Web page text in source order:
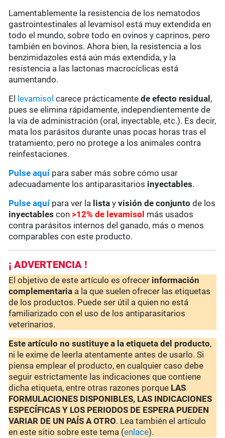
Lamentablemente la resistencia de los nematodos
gastrointestinales al levamisol está muy extendida en
todo el mundo, sobre todo en ovinos y caprinos, pero
también en bovinos. Ahora bien, la resistencia a los
benzimidazoles está aún más extendida, y la
resistencia a las lactonas macrocíclicas está
aumentando.
El
levamisol carece prácticamente de efecto residual ,
pues se elimina rápidamente, independientemente de
la vía de administración (oral, inyectable, etc.). Es decir,
mata los parásitos durante unas pocas horas tras el
tratamiento, pero no protege a los animales contra
reinfestaciones.
Pulse aquípara saber más sobre cómo usar
adecuadamente los antiparasitarios inyectables.
Pulse aquí para ver la lista yvisión de conjunto de los
inyectables con >12% de levamisol más usados
contra parásitos internos del ganado, más o menos
comparables con este producto.
¡ ADVERTENCIA !
El objetivo de este artículo es ofrecer información
complementaria a la que suelen ofrecer las etiquetas
de los productos. Puede ser útil a quien no está
familiarizado con el uso de los antiparasitarios
veterinarios.
Este artículo no sustituye a la etiqueta del producto,
ni le exime de leerla atentamente antes de usarlo. Si
piensa emplear el producto, en cualquier caso debe
seguir estrictamente las indicaciones que contiene
dicha etiqueta, entre otras razones porque LAS
FORMULACIONES DISPONIBLES, LAS INDICACIONES
ESPECÍFICAS Y LOS PERIODOS DE ESPERA PUEDEN
VARIAR DE UN PAÍS A OTRO. Lea también el artículo
en este sitio sobre este tema (enlace).